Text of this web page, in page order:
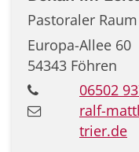
Pastoraler
Europa-Allee 60
54343 Föhren
06502
ralf-
trier.de